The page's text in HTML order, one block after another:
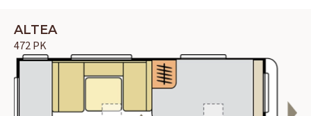
ALTEA
472 PK